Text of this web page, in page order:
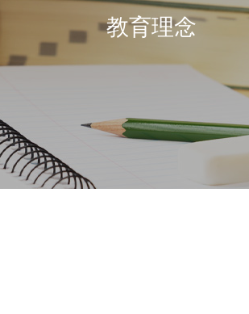
滋賀がん・生殖医療ネ
ットワーク（OF-Net
Shiga）
教育理念